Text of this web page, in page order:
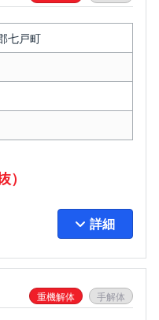
七戸町
詳細
重機解体 手解体